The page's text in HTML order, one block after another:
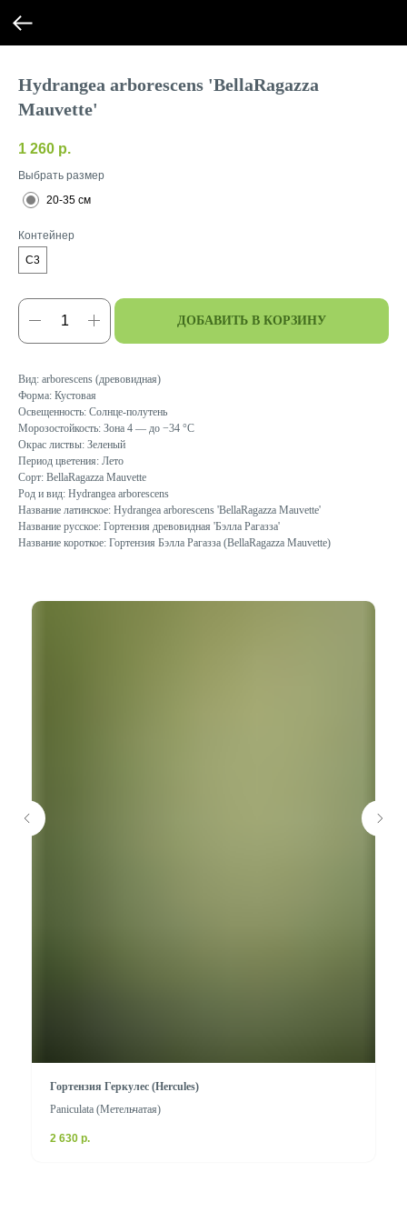
Hydrangea arborescens 'BellaRagazza
Mauvette'
1 260 р.
Выбрать размер
20-35 см
Контейнер
C3
ДОБАВИТЬ В КОРЗИНУ
Вид: arborescens (древовидная)
Форма: Кустовая
Освещенность: Солнце-полутень
Морозостойкость: Зона 4 — до −34 °C
Окрас листвы: Зеленый
Период цветения: Лето
Сорт: BellaRagazza Mauvette
Род и вид: Hydrangea arborescens
Название латинское: Hydrangea arborescens 'BellaRagazza Mauvette'
Название русское: Гортензия древовидная 'Бэлла Рагазза'
Название короткое: Гортензия Бэлла Рагазза (BellaRagazza Mauvette)
Гортензия Геркулес (Hercules)
Paniculata (Метельчатая)
2 630 р.